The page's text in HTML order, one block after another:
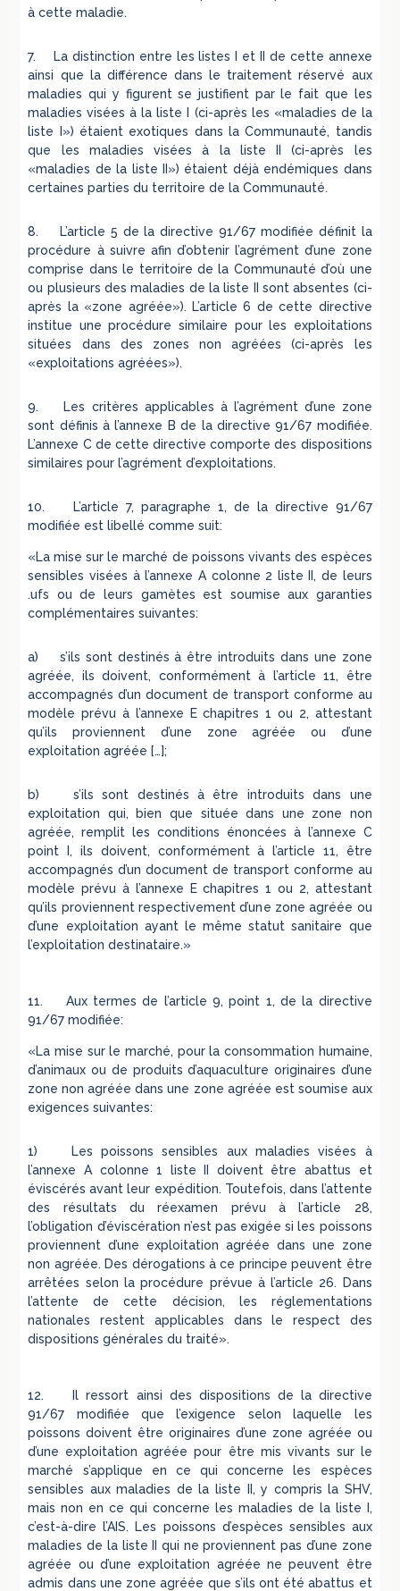
à cette maladie.
7. La distinction entre les listes I et II de cette annexe
ainsi que la différence dans le traitement réservé aux
maladies qui y figurent se justifient par le fait que les
maladies visées à la liste I (ci-après les «maladies de la
liste I») étaient exotiques dans la Communauté, tandis
que les maladies visées à la liste II (ci-après les
«maladies de la liste II») étaient déjà endémiques dans
certaines parties du territoire de la Communauté.
8. L’article 5 de la directive 91/67 modifiée définit la
procédure à suivre afin d’obtenir l’agrément d’une zone
comprise dans le territoire de la Communauté d’où une
ou plusieurs des maladies de la liste II sont absentes (ci-
après la «zone agréée»). L’article 6 de cette directive
institue une procédure similaire pour les exploitations
situées dans des zones non agréées (ci-après les
«exploitations agréées»).
9. Les critères applicables à l’agrément d’une zone
sont définis à l’annexe B de la directive 91/67 modifiée.
L’annexe C de cette directive comporte des dispositions
similaires pour l’agrément d’exploitations.
10. L’article 7, paragraphe 1, de la directive 91/67
modifiée est libellé comme suit:
«La mise sur le marché de poissons vivants des espèces
sensibles visées à l’annexe A colonne 2 liste II, de leurs
.ufs ou de leurs gamètes est soumise aux garanties
complémentaires suivantes:
a) s’ils sont destinés à être introduits dans une zone
agréée, ils doivent, conformément à l’article 11, être
accompagnés d’un document de transport conforme au
modèle prévu à l’annexe E chapitres 1 ou 2, attestant
qu’ils proviennent d’une zone agréée ou d’une
exploitation agréée […];
b) s’ils sont destinés à être introduits dans une
exploitation qui, bien que située dans une zone non
agréée, remplit les conditions énoncées à l’annexe C
point I, ils doivent, conformément à l’article 11, être
accompagnés d’un document de transport conforme au
modèle prévu à l’annexe E chapitres 1 ou 2, attestant
qu’ils proviennent respectivement d’une zone agréée ou
d’une exploitation ayant le même statut sanitaire que
l’exploitation destinataire.»
11. Aux termes de l’article 9, point 1, de la directive
91/67 modifiée:
«La mise sur le marché, pour la consommation humaine,
d’animaux ou de produits d’aquaculture originaires d’une
zone non agréée dans une zone agréée est soumise aux
exigences suivantes:
1) Les poissons sensibles aux maladies visées à
l’annexe A colonne 1 liste II doivent être abattus et
éviscérés avant leur expédition. Toutefois, dans l’attente
des résultats du réexamen prévu à l’article 28,
l’obligation d’éviscération n’est pas exigée si les poissons
proviennent d’une exploitation agréée dans une zone
non agréée. Des dérogations à ce principe peuvent être
arrêtées selon la procédure prévue à l’article 26. Dans
l’attente de cette décision, les réglementations
nationales restent applicables dans le respect des
dispositions générales du traité».
12. Il ressort ainsi des dispositions de la directive
91/67 modifiée que l’exigence selon laquelle les
poissons doivent être originaires d’une zone agréée ou
d’une exploitation agréée pour être mis vivants sur le
marché s’applique en ce qui concerne les espèces
sensibles aux maladies de la liste II, y compris la SHV,
mais non en ce qui concerne les maladies de la liste I,
c’est-à-dire l’AIS. Les poissons d’espèces sensibles aux
maladies de la liste II qui ne proviennent pas d’une zone
agréée ou d’une exploitation agréée ne peuvent être
admis dans une zone agréée que s’ils ont été abattus et